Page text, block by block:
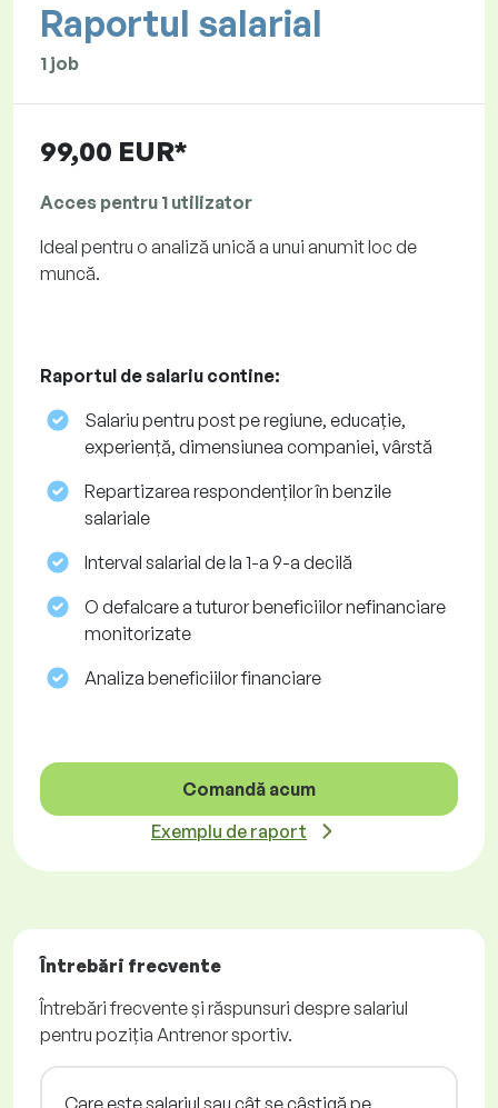
Raportul salarial
1 job
99,00 EUR*
Acces pentru 1 utilizator
Ideal pentru o analiză unică a unui anumit loc de
muncă.
Raportul de salariu contine:
Salariu pentru post pe regiune, educație,
experiență, dimensiunea companiei, vârstă
Repartizarea respondenților în benzile
salariale
Interval salarial de la 1-a 9-a decilă
O defalcare a tuturor beneficiilor nefinanciare
monitorizate
Analiza beneficiilor financiare
Comandă acum
Exemplu de raport
Întrebări frecvente
Întrebări frecvente și răspunsuri despre salariul
pentru poziția Antrenor sportiv.